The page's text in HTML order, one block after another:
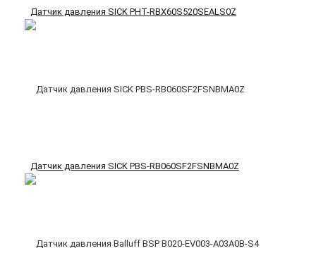
Датчик давления SICK PHT-RBX60S520SEALS0Z
Датчик давления SICK PBS-RB060SF2FSNBMA0Z